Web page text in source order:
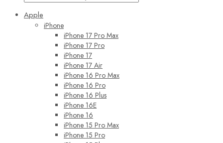
Apple
iPhone
iPhone 17 Pro Max
iPhone 17 Pro
iPhone 17
iPhone 17 Air
iPhone 16 Pro Max
iPhone 16 Pro
iPhone 16 Plus
iPhone 16E
iPhone 16
iPhone 15 Pro Max
iPhone 15 Pro